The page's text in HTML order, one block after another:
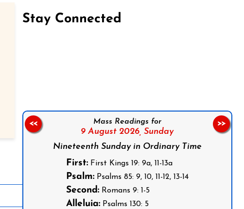
Stay Connected
Mass Readings for
9 August 2026, Sunday
Nineteenth Sunday in Ordinary Time
First:First Kings 19: 9a, 11-13a
Psalm:Psalms 85: 9, 10, 11-12, 13-14
Second:Romans 9: 1-5
Alleluia:Psalms 130: 5
<< >>